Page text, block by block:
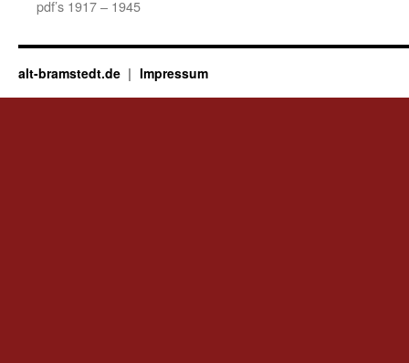
pdf’s 1917 – 1945
alt-bramstedt.de Impressum